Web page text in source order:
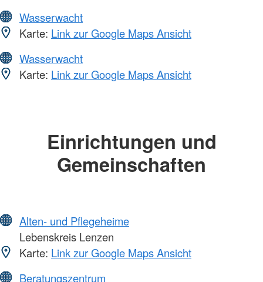
Wasserwacht
Karte: Link zur Google Maps Ansicht
Wasserwacht
Karte: Link zur Google Maps Ansicht
Einrichtungen und
Gemeinschaften
Alten- und Pflegeheime
Lebenskreis Lenzen
Karte: Link zur Google Maps Ansicht
Beratungszentrum